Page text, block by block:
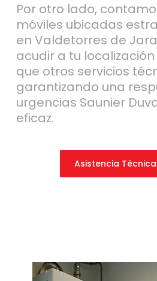
Por otro lado,
móviles ubicadas
en Valdetorres de
acudir a tu
que otros servicios
garantizando una
urgencias Saunier
eficaz.
Asistencia